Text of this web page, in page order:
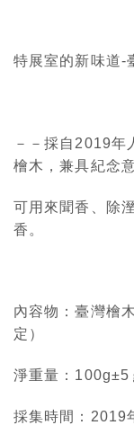
特展室的新味道-
－－採自2019年
檜木，兼具紀念
可用來聞香、除
香。
內容物：臺灣檜
定）
淨重量：100g±5
採集時間：2019